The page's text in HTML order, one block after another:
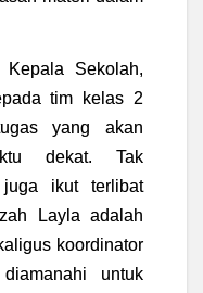
Kepala Sekolah,
tim kelas 2
yang akan
dekat. Tak
ikut terlibat
Layla adalah
koordinator
untuk